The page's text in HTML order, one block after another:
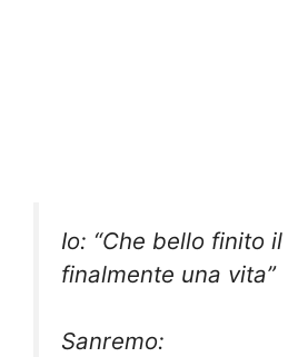
Io: “Che bello finito il
finalmente una vita”
Sanremo: